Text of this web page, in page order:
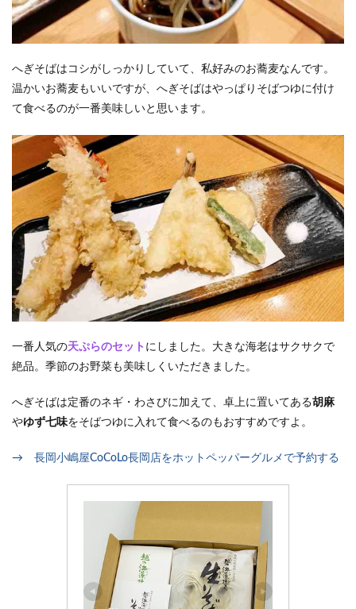
へぎそばはコシがしっかりしていて、私好みのお蕎麦なんです。
温かいお蕎麦もいいですが、へぎそばはやっぱりそばつゆに付け
て食べるのが一番美味しいと思います。
一番人気の天ぷらのセット にしました。大きな海老はサクサクで
絶品。季節のお野菜も美味しくいただきました。
へぎそばは定番のネギ・わさびに加えて、卓上に置いてある胡麻
やゆず七味をそばつゆに入れて食べるのもおすすめですよ。
→ 長岡小嶋屋CoCoLo長岡店をホットペッパーグルメで予約する